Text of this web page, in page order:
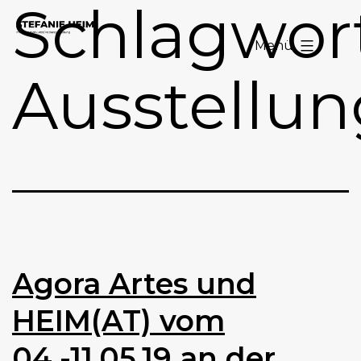
Zum
Inhalt
Stefanie
Heim
Menü
Agora Artes und
HEIM(AT) vom